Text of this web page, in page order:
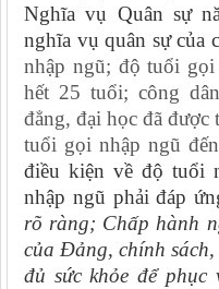
Nghĩa vụ Quân sự
nghĩa vụ quân sự của c
nhập ngũ; độ tuổi
hết 25 tuổi; công
đẳng, đại học đã
tuổi gọi nhập ngũ
điều kiện về độ tuổi
nhập ngũ phải đáp
rõ ràng; Chấp hành
của Đảng, chính
đủ sức khỏe để